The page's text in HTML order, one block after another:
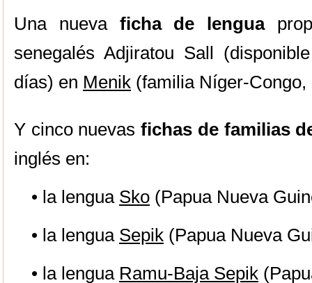
Una nueva ficha de lengua
senegalés Adjiratou Sall
días) en Menik (familia Níger-
Y cinco nuevasfichas de familias
inglés en:
• la lengua Sko (Papua Nueva
• la lengua Sepik (Papua Nueva
• la lengua Ramu-Baja Sepik